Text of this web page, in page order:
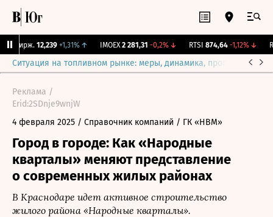
Бирж. 12,239 +1,31% ↑ IMOEX 2 281,31 -0,2%↓ RTSI 874,64 -1,12%↓
Ситуация на топливном рынке: меры, динамика, прогнозы
Реклама /
Erid:2SDnje9wnjW
4 февраля 2025 / Справочник компаний / ГК «НВМ»
Город в городе: Как «Народные
кварталы» меняют представление
о современных жилых районах
В Краснодаре идет активное строительство
жилого района «Народные кварталы».